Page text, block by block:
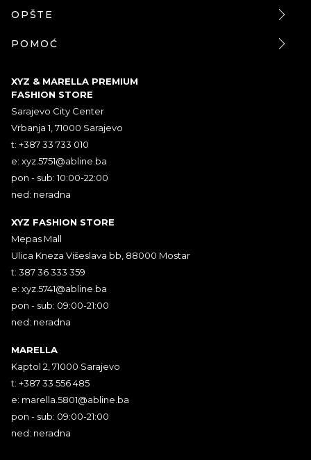
OPŠTE
POMOĆ
XYZ & MARELLA PREMIUM
FASHION STORE
Sarajevo City Center
Vrbanja 1, 71000 Sarajevo
t: +387 33 733 010
e: xyz.5751@abline.ba
pon - sub: 10:00-22:00
ned: neradna
XYZ FASHION STORE
Mepas Mall
Ulica Kneza Višeslava bb, 88000 Mostar
t: 387 36 333 359
e: xyz.5741@abline.ba
pon - sub: 09:00-21:00
ned: neradna
MARELLA
Kaptol 2, 71000 Sarajevo
t: +387 33 556 485
e: marella.5801@abline.ba
pon - sub: 09:00-21:00
ned: neradna